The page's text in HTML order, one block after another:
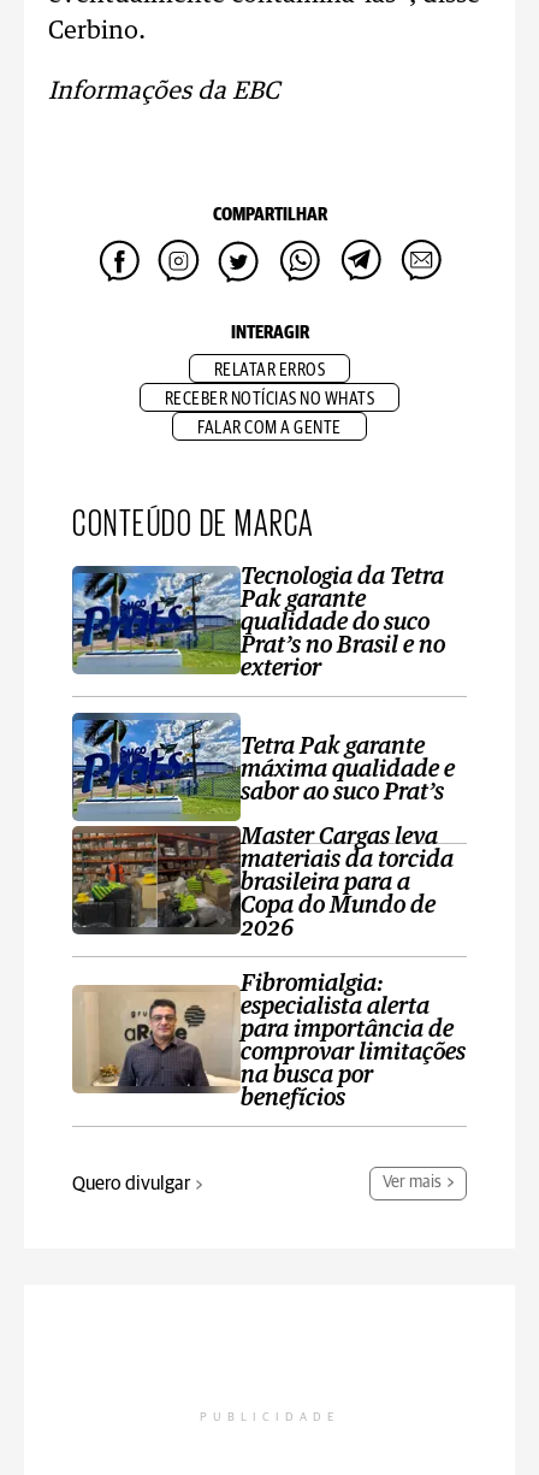
Cerbino.
Informações da EBC
COMPARTILHAR
INTERAGIR
RELATAR ERROS
RECEBER NOTÍCIAS NO WHATS
FALAR COM A GENTE
CONTEÚDO DE MARCA
Tecnologia da Tetra
Pak garante
qualidade do suco
Prat’s no Brasil e no
exterior
Tetra Pak garante
máxima qualidade e
sabor ao suco Prat’s
Master Cargas leva
materiais da torcida
brasileira para a
Copa do Mundo de
2026
Fibromialgia:
especialista alerta
para importância de
comprovar limitações
na busca por
benefícios
Quero divulgar Ver mais
PUBLICIDADE